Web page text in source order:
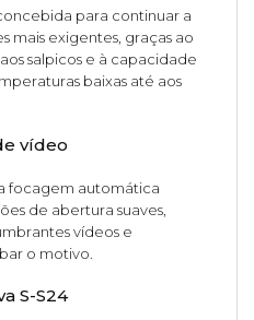
para continuar a
mais exigentes, graças ao
salpicos e à capacidade
baixas até aos
vídeo
focagem automática
de abertura suaves,
vídeos e
o motivo.
S-S24